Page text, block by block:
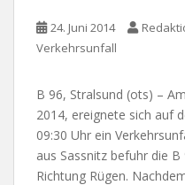
24. Juni 2014
Verkehrsunfall
B 96, Stralsund (ots) –
2014, ereignete sich auf
09:30 Uhr ein
aus Sassnitz befuhr die
Richtung Rügen.